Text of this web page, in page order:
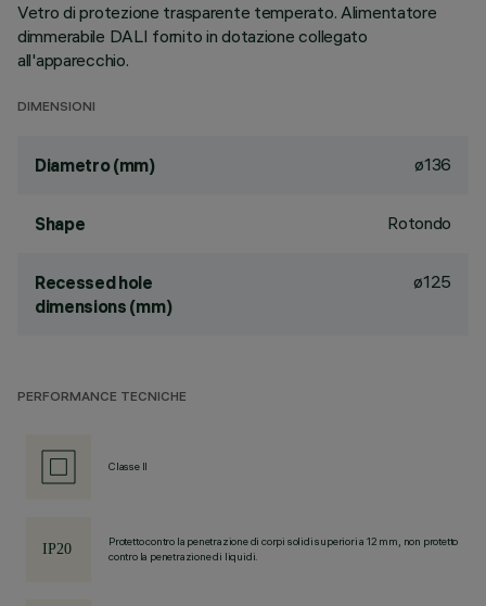
Vetro di protezione trasparente temperato. Alimentatore
dimmerabile DALI fornito in dotazione collegato
all'apparecchio.
DIMENSIONI
Diametro (mm) ø136
Shape Rotondo
Recessed hole
dimensions (mm)
ø125
PERFORMANCE TECNICHE
Classe II
Protetto contro la penetrazione di corpi solidi superiori a 12 mm, non protetto
contro la penetrazione di liquidi.